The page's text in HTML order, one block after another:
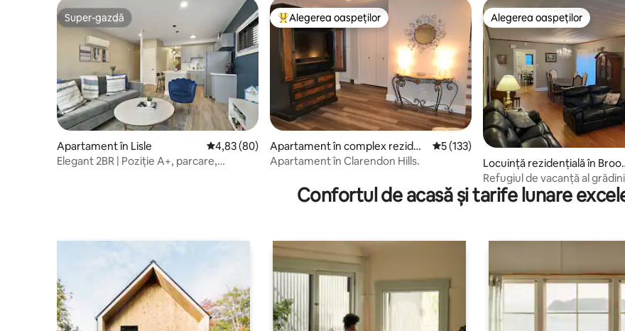
Super-gazdă
Super-gazdă
Apartament în Lisle Scor mediu de 4,83 din 5, 80 recenzii
4,83 (80)
Elegant 2BR | Poziție A+, parcare,
Locuință din topul categoriei Alegerea oaspeților
Alegerea oaspeților
Apartament în complex reziden
țial în Clarendon Hills
Scor mediu de 5 din 5, 133 recenzii
5 (133)
Apartament în Clarendon Hills.
Alegerea oaspeților
Alegerea oaspeților
Locuință rezidențială în
field
Refugiul de vacanță al
Confortul de acasă și tarife lunare